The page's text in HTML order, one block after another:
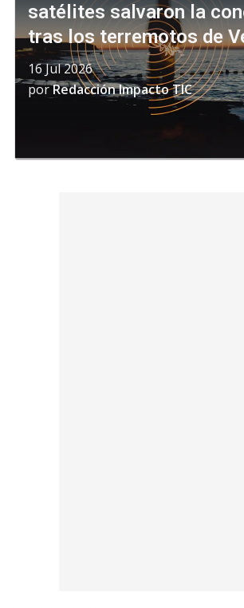
satélites salvaron la
tras los terremotos de
16 Jul 2026
porRedacción Impacto TIC